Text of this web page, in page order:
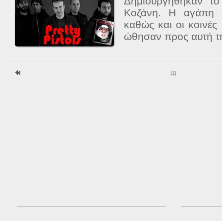
Κοζάνη. Η αγάπη
καθώς και οι κοινές
ώθησαν προς αυτή
|1 |